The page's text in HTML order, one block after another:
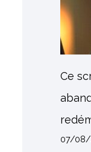
Ce
07/08/